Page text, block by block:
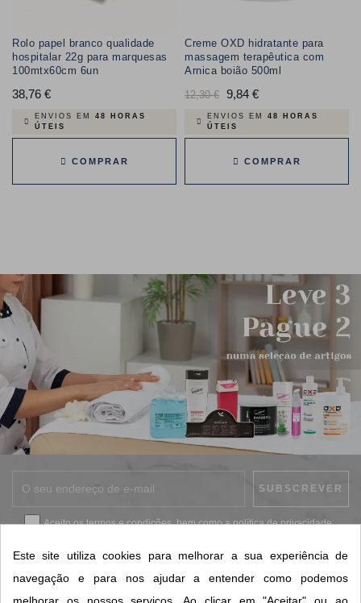
Rolo papel branco qualidade
hospitalar 22g para marquesas
100mtx60cm 6un
38,76 €Preço
ENVIOS EM 48 HORAS
ÚTEIS
COMPRAR
Creme OXD hidratante para
massagem terapêutica com
Arnica boião 500ml
Preço
normal
12,30 € 9,84 €Preço
ENVIOS EM 48 HORAS
ÚTEIS
COMPRAR
Aceito ostermos e condições, bem como apolítica de privacidade.
Este site utiliza cookies para melhorar a sua experiência de
navegação e para nos ajudar a entender como podemos